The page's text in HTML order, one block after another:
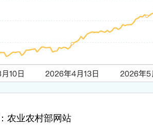
农业农村部网站